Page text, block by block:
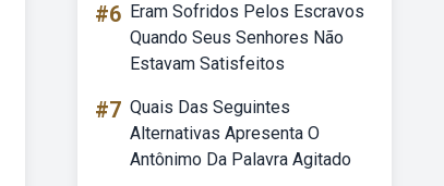
#6 Eram Sofridos Pelos Escravos
Quando Seus Senhores Não
Estavam Satisfeitos
#7 Quais Das Seguintes
Alternativas Apresenta O
Antônimo Da Palavra Agitado